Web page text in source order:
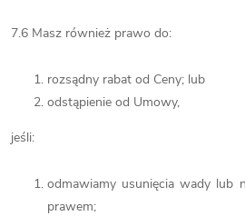
7.6 Masz również prawo do:
rozsądny rabat od Ceny; lub
odstąpienie od Umowy,
jeśli:
odmawiamy usunięcia wady lub
prawem;